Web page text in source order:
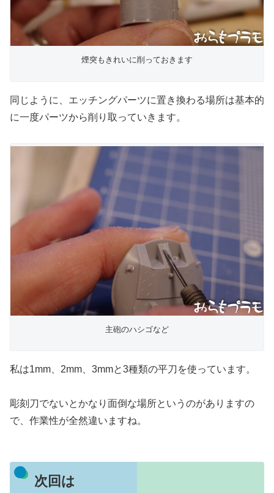
煙突もきれいに削っておきます
同じように、エッチングパーツに置き換わる場所は基本的
に一度パーツから削り取っていきます。
主砲のハシゴなど
私は1mm、2mm、3mmと3種類の平刀を使っています。
彫刻刀でないとかなり面倒な場所というのがありますの
で、作業性が全然違いますね。
次回は